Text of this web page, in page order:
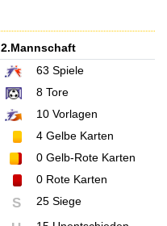
2.Mannschaft
63 Spiele
8Tore
10Vorlagen
4Gelbe Karten
0Gelb-Rote Karten
0Rote Karten
S 25 Siege